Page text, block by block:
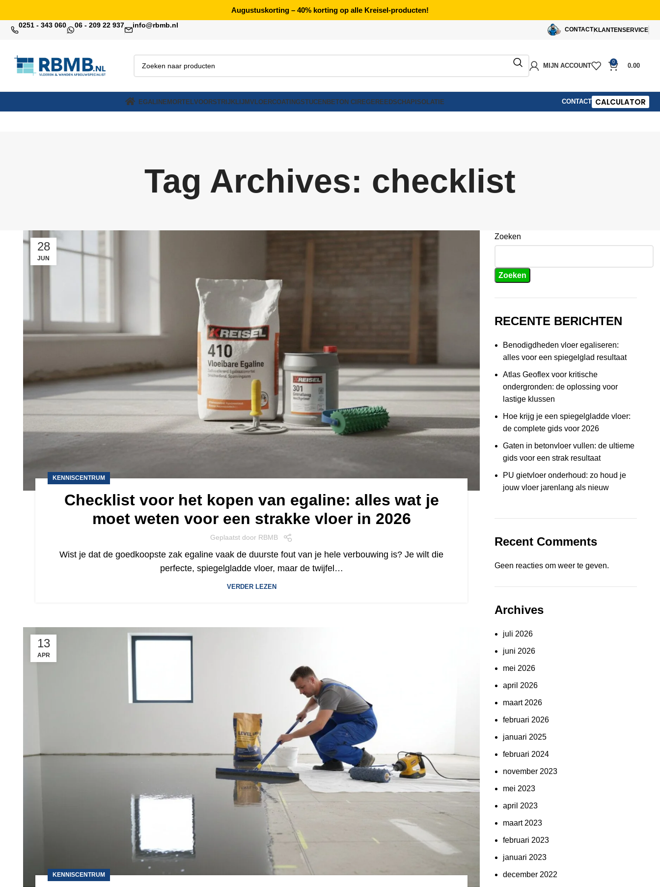
Augustuskorting – 40% korting op alle Kreisel-producten!
0251 - 343 060 06 - 209 22 937 info@rbmb.nl
CONTACT KLANTENSERVICE
MIJN ACCOUNT
0
0.00
EGALINEMORTELVOORSTRIJKLIJMVLOERCOATINGSTUCENBETON CIREGEREEDSCHAPISOLATIE CONTACT CALCULATOR
Tag Archives: checklist
28
JUN
KENNISCENTRUM
Checklist voor het kopen van egaline: alles wat je
moet weten voor een strakke vloer in 2026
Geplaatst door RBMB
Wist je dat de goedkoopste zak egaline vaak de duurste fout van je hele verbouwing is? Je wilt die
perfecte, spiegelgladde vloer, maar de twijfel…
VERDER LEZEN
13
APR
KENNISCENTRUM
Zoeken
Zoeken
RECENTE BERICHTEN
Benodigdheden vloer egaliseren:
alles voor een spiegelglad resultaat
Atlas Geoflex voor kritische
ondergronden: de oplossing voor
lastige klussen
Hoe krijg je een spiegelgladde vloer:
de complete gids voor 2026
Gaten in betonvloer vullen: de ultieme
gids voor een strak resultaat
PU gietvloer onderhoud: zo houd je
jouw vloer jarenlang als nieuw
Recent Comments
Geen reacties om weer te geven.
Archives
juli 2026
juni 2026
mei 2026
april 2026
maart 2026
februari 2026
januari 2025
februari 2024
november 2023
mei 2023
april 2023
maart 2023
februari 2023
januari 2023
december 2022